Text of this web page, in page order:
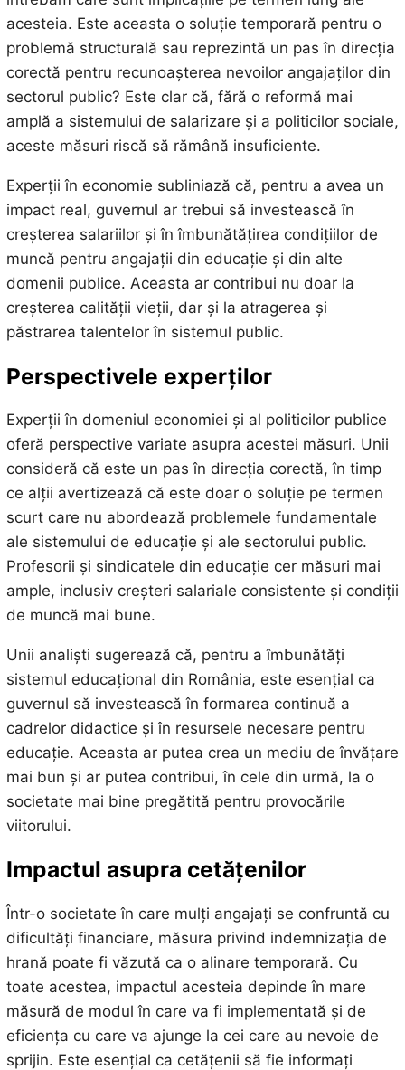
acesteia. Este aceasta o soluție temporară pentru o
problemă structurală sau reprezintă un pas în direcția
corectă pentru recunoașterea nevoilor angajaților din
sectorul public? Este clar că, fără o reformă mai
amplă a sistemului de salarizare și a politicilor sociale,
aceste măsuri riscă să rămână insuficiente.
Experții în economie subliniază că, pentru a avea un
impact real, guvernul ar trebui să investească în
creșterea salariilor și în îmbunătățirea condițiilor de
muncă pentru angajații din educație și din alte
domenii publice. Aceasta ar contribui nu doar la
creșterea calității vieții, dar și la atragerea și
păstrarea talentelor în sistemul public.
Perspectivele experților
Experții în domeniul economiei și al politicilor publice
oferă perspective variate asupra acestei măsuri. Unii
consideră că este un pas în direcția corectă, în timp
ce alții avertizează că este doar o soluție pe termen
scurt care nu abordează problemele fundamentale
ale sistemului de educație și ale sectorului public.
Profesorii și sindicatele din educație cer măsuri mai
ample, inclusiv creșteri salariale consistente și condiții
de muncă mai bune.
Unii analiști sugerează că, pentru a îmbunătăți
sistemul educațional din România, este esențial ca
guvernul să investească în formarea continuă a
cadrelor didactice și în resursele necesare pentru
educație. Aceasta ar putea crea un mediu de învățare
mai bun și ar putea contribui, în cele din urmă, la o
societate mai bine pregătită pentru provocările
viitorului.
Impactul asupra cetățenilor
Într-o societate în care mulți angajați se confruntă cu
dificultăți financiare, măsura privind indemnizația de
hrană poate fi văzută ca o alinare temporară. Cu
toate acestea, impactul acesteia depinde în mare
măsură de modul în care va fi implementată și de
eficiența cu care va ajunge la cei care au nevoie de
sprijin. Este esențial ca cetățenii să fie informați